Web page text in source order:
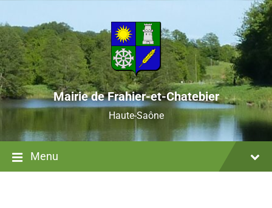
Mairie de Frahier-et-Chatebier
Haute-Saône
Menu